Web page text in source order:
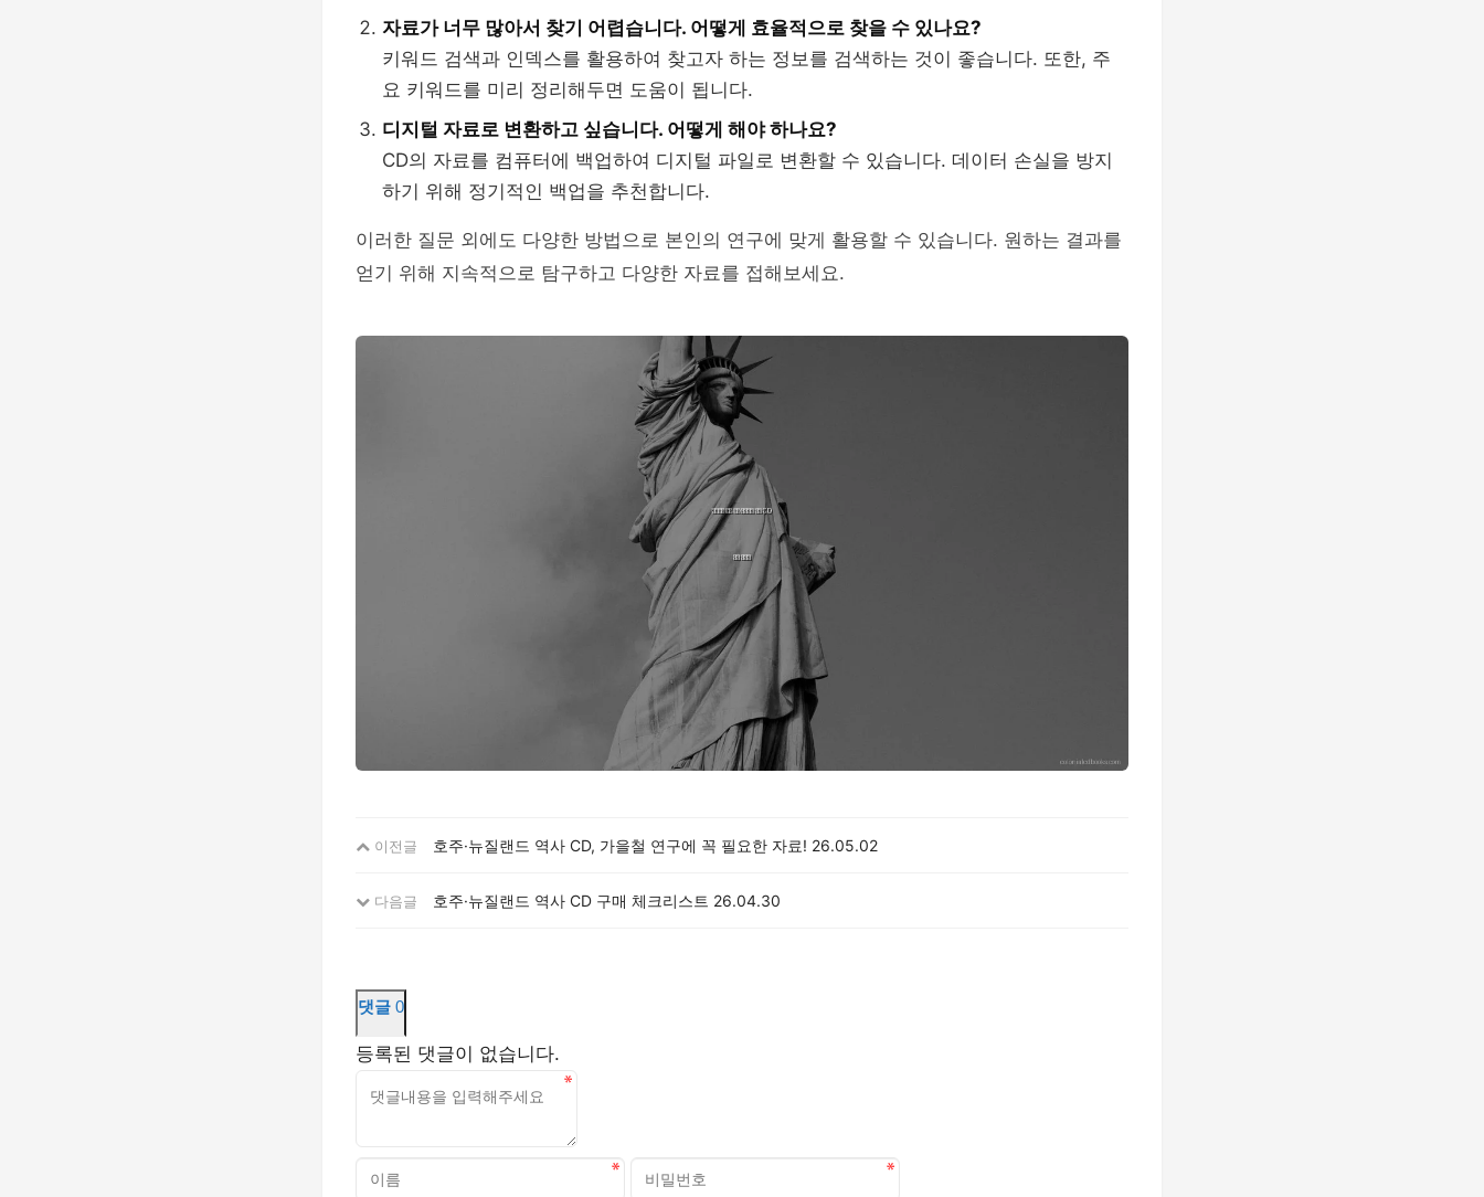
자료가 너무 많아서 찾기 어렵습니다. 어떻게 효율적으로 찾을 수 있나요?
키워드 검색과 인덱스를 활용하여 찾고자 하는 정보를 검색하는 것이 좋습니다. 또한, 주
요 키워드를 미리 정리해두면 도움이 됩니다.
디지털 자료로 변환하고 싶습니다. 어떻게 해야 하나요?
CD의 자료를 컴퓨터에 백업하여 디지털 파일로 변환할 수 있습니다. 데이터 손실을 방지
하기 위해 정기적인 백업을 추천합니다.
이러한 질문 외에도 다양한 방법으로 본인의 연구에 맞게 활용할 수 있습니다. 원하는 결과를
얻기 위해 지속적으로 탐구하고 다양한 자료를 접해보세요.
이전글 호주·뉴질랜드 역사 CD, 가을철 연구에 꼭 필요한 자료! 26.05.02
다음글 호주·뉴질랜드 역사 CD 구매 체크리스트 26.04.30
댓글 0
등록된 댓글이 없습니다.